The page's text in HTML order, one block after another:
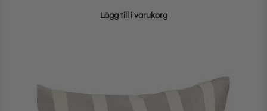
Lägg till i varukorg